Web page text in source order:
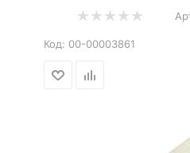
Код: 00-00003861